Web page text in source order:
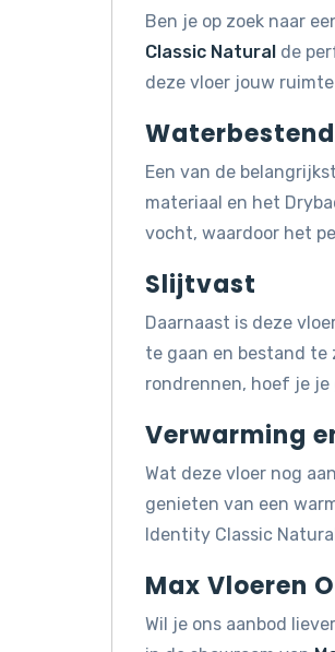
Ben je op zoek naar
Classic Natural de
deze vloer jouw
Een van de
materiaal en het
vocht, waardoor het
Slijtvast
Daarnaast is deze
te gaan en bestand
rondrennen, hoef je je
Verwarming
Wat deze vloer nog
genieten van een
Identity Classic
Max Vloeren
Wil je ons aanbod